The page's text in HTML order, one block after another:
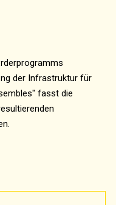
der Infrastruktur für
fasst die